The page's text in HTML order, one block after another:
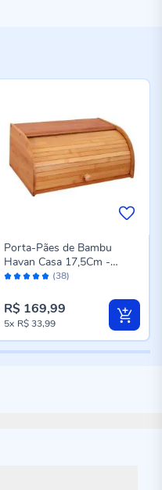
Avaliação: (38)
Porta-Pães de Bambu
Havan Casa 17,5Cm -
Bambu
R$ 169,99
5x R$ 33,99